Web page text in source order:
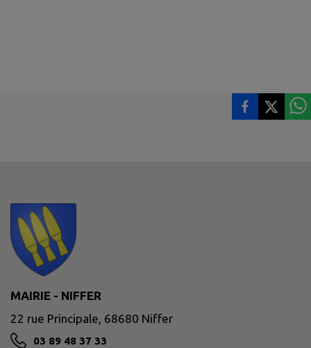
MAIRIE - NIFFER
22 rue Principale, 68680 Niffer
03 89 48 37 33